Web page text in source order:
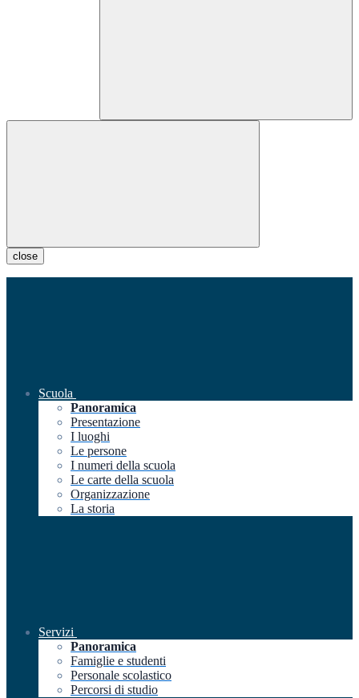
close
Scuola
Panoramica
Presentazione
I luoghi
Le persone
I numeri della scuola
Le carte della scuola
Organizzazione
La storia
Servizi
Panoramica
Famiglie e studenti
Personale scolastico
Percorsi di studio